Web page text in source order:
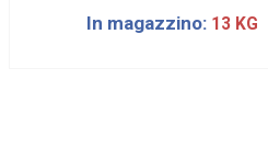
In magazzino: 13 KG